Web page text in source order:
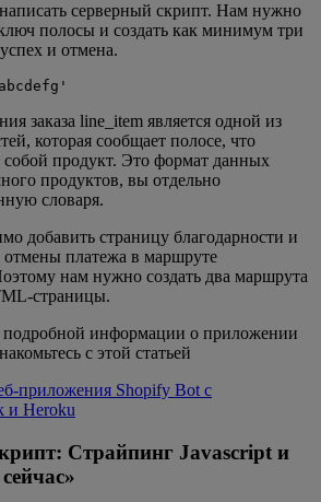
серверный скрипт. Нам нужно
полосы и создать как минимум три
и отмена.
заказа line_item является одной из
которая сообщает полосе, что
собой продукт. Это формат данных
продуктов, вы отдельно
словаря.
добавить страницу благодарности и
платежа в маршруте
нам нужно создать два маршрута
страницы.
подробной информации о приложении
с этой статьей
приложения Shopify Bot с
и Heroku
Страйпинг Javascript и